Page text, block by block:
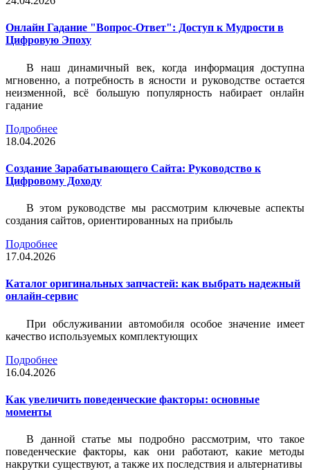
Онлайн Гадание "Вопрос-Ответ": Доступ к Мудрости в
Цифровую Эпоху
В наш динамичный век, когда информация доступна
мгновенно, а потребность в ясности и руководстве остается
неизменной, всё большую популярность набирает онлайн
гадание
Подробнее
18.04.2026
Создание Зарабатывающего Сайта: Руководство к
Цифровому Доходу
В этом руководстве мы рассмотрим ключевые аспекты
создания сайтов, ориентированных на прибыль
Подробнее
17.04.2026
Каталог оригинальных запчастей: как выбрать надежный
онлайн-сервис
При обслуживании автомобиля особое значение имеет
качество используемых комплектующих
Подробнее
16.04.2026
Как увеличить поведенческие факторы: основные
моменты
В данной статье мы подробно рассмотрим, что такое
поведенческие факторы, как они работают, какие методы
накрутки существуют, а также их последствия и альтернативы